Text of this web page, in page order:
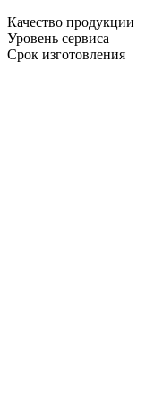
Качество продукции
Уровень сервиса
Срок изготовления